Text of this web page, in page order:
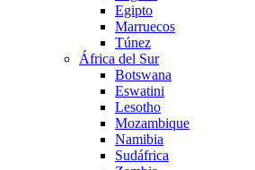
Egipto
Marruecos
Túnez
África del Sur
Botswana
Eswatini
Lesotho
Mozambique
Namibia
Sudáfrica